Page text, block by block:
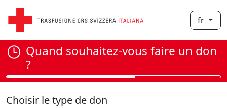
fr
Quand souhaitez-vous faire un don
?
Choisir le type de don